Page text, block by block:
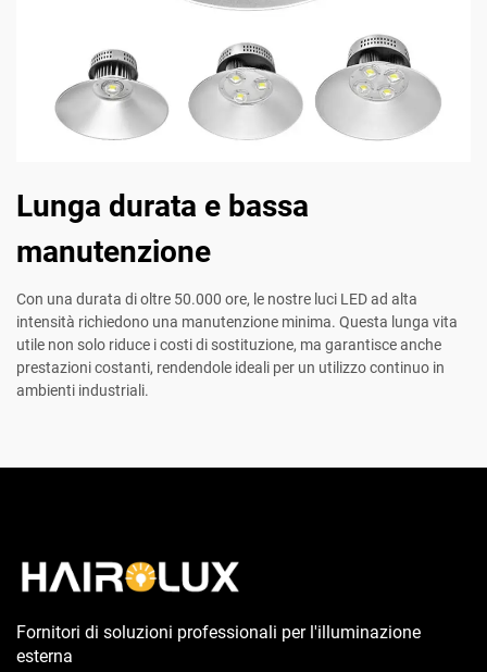
Lunga durata e bassa
manutenzione
Con una durata di oltre 50.000 ore, le nostre luci LED ad alta
intensità richiedono una manutenzione minima. Questa lunga vita
utile non solo riduce i costi di sostituzione, ma garantisce anche
prestazioni costanti, rendendole ideali per un utilizzo continuo in
ambienti industriali.
Fornitori di soluzioni professionali per l'illuminazione
esterna